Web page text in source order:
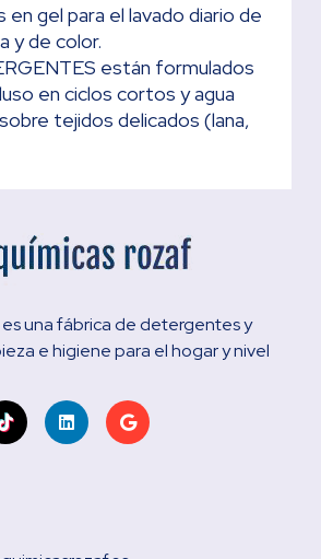
gel para el lavado diario de
y de color.
están formulados
en ciclos cortos y agua
tejidos delicados (lana,
es una fábrica de detergentes y
e higiene para el hogar y nivel